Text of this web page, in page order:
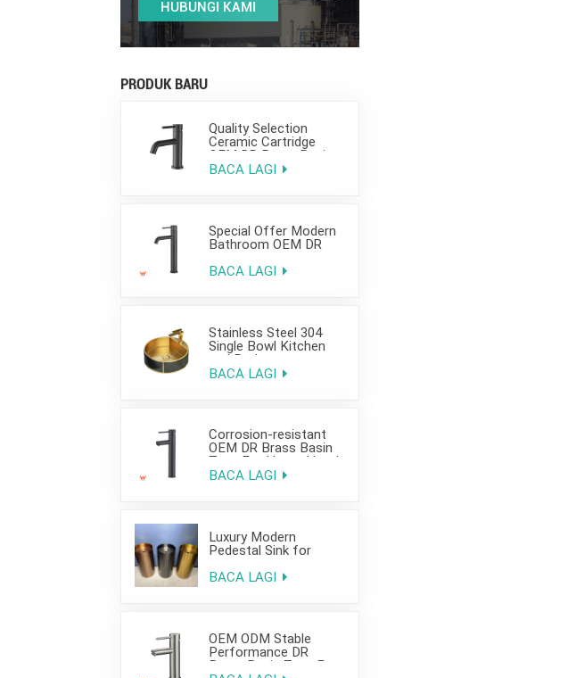
HUBUNGI KAMI
PRODUK BARU
Quality Selection
Ceramic Cartridge
OEM DR Brass Basin
Taps For Home Hotel
BACA LAGI
Special Offer Modern
Bathroom OEM DR
Home Hotel Project
BACA LAGI
Stainless Steel 304
Single Bowl Kitchen
and Bathroom
Countertop Sink
BACA LAGI
Corrosion-resistant
OEM DR Brass Basin
Taps For Home Hotel
Project Use
BACA LAGI
Luxury Modern
Pedestal Sink for
BACA LAGI
OEM ODM Stable
Performance DR
Brass Basin Taps For